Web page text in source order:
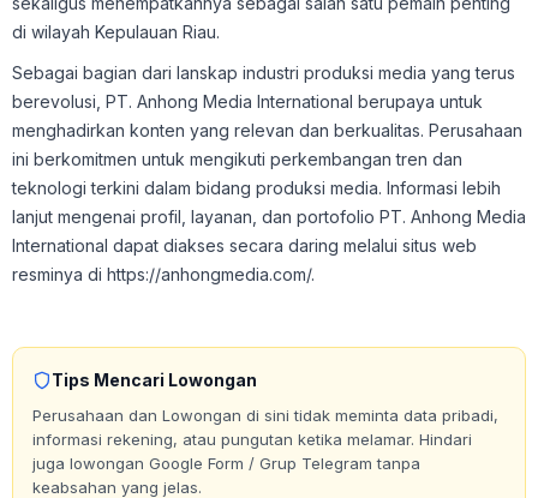
di wilayah Kepulauan Riau.
Sebagai bagian dari lanskap industri produksi media yang terus
berevolusi, PT. Anhong Media International berupaya untuk
menghadirkan konten yang relevan dan berkualitas. Perusahaan
ini berkomitmen untuk mengikuti perkembangan tren dan
teknologi terkini dalam bidang produksi media. Informasi lebih
lanjut mengenai profil, layanan, dan portofolio PT. Anhong Media
International dapat diakses secara daring melalui situs web
resminya di https://anhongmedia.com/.
Tips Mencari Lowongan
Perusahaan dan Lowongan di sini tidak meminta data pribadi,
informasi rekening, atau pungutan ketika melamar. Hindari
juga lowongan Google Form / Grup Telegram tanpa
keabsahan yang jelas.